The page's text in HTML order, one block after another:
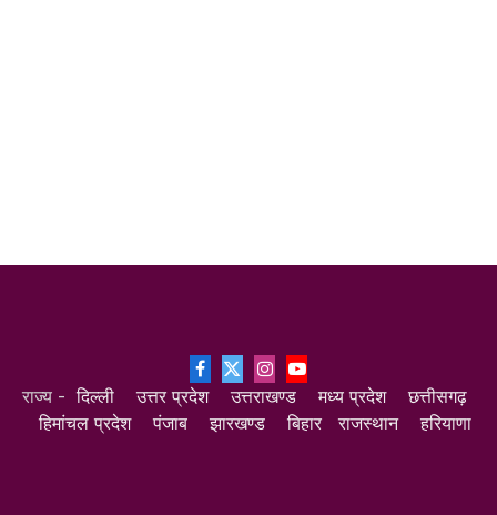
Facebook
X
(Twitter)
InstagramYouTube
राज्य -दिल्ली उत्तर प्रदेश उत्तराखण्ड मध्य प्रदेश
छत्तीसगढ़
हिमांचल प्रदेश
पंजाब झारखण्ड बिहार राजस्थान हरियाणा